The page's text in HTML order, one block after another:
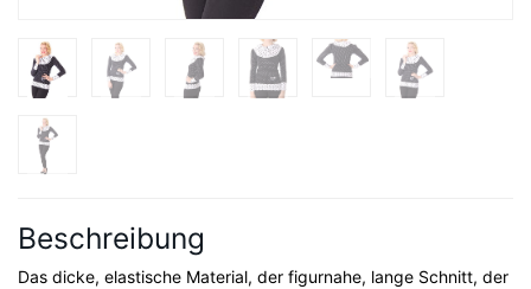
Beschreibung
Das dicke, elastische Material, der figurnahe, lange Schnitt, der